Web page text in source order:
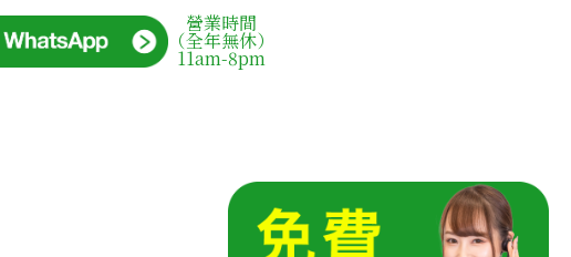
營業時間
（全年無休）
11am-8pm